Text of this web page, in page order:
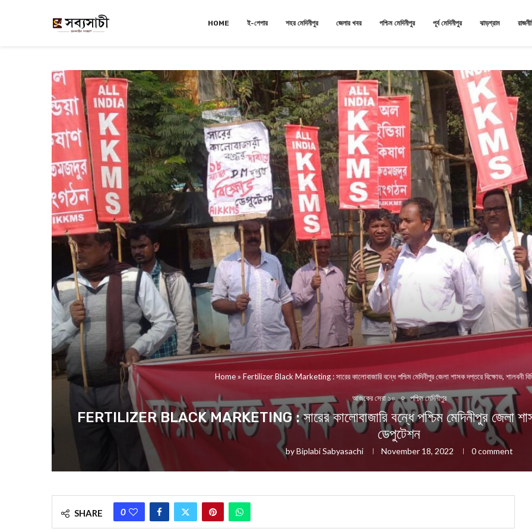
HOME ই-পেপার শহর মেদিনীপুর জেলার খবর পশ্চিম মেদিনীপুর পূর্ব মেদিনীপুর ঝাড়গ্রাম
Home» Fertilizer Black Marketing : সারের কালোবাজারি বন্ধে পশ্চিম মেদিনীপুর জেলা শাসক দপ্তরে বিক্ষোভ, শালবনী
আজকের সেরা ১০ পশ্চিম মেদিনীপুর
FERTILIZER BLACK MARKETING : সারের কালোবাজারি বন্ধে পশ্চিম মেদিনীপুর জেলা
ডেপুটেশন
byBiplabi Sabyasachi November 18, 2022 0 comment
SHARE 0